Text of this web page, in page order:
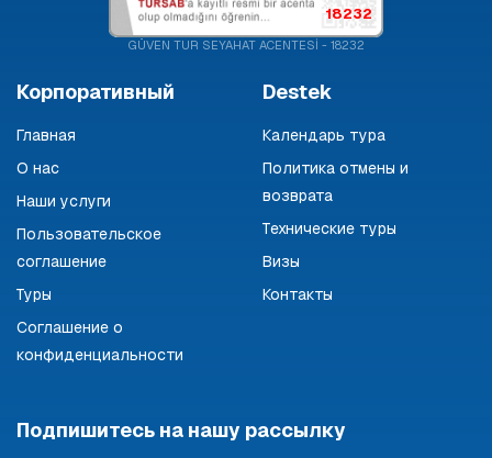
18232
GÜVEN TUR SEYAHAT ACENTESİ - 18232
Корпоративный
Главная
О нас
Наши услуги
Пользовательское
соглашение
Туры
Соглашение о
конфиденциальности
Destek
Календарь тура
Политика отмены и
возврата
Технические туры
Визы
Контакты
Подпишитесь на нашу рассылку